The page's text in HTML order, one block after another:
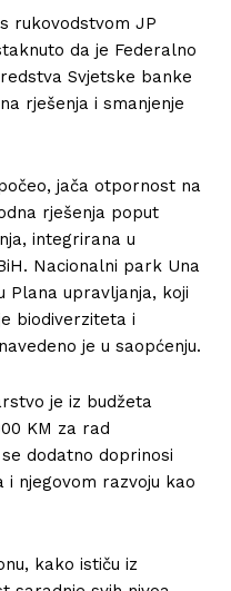
rukovodstvom JP
da je Federalno
Svjetske banke
rješenja i smanjenje
jača otpornost na
rješenja poput
integrirana u
Nacionalni park Una
Plana upravljanja, koji
biodiverziteta i
je u saopćenju.
je iz budžeta
KM za rad
dodatno doprinosi
njegovom razvoju kao
kako ističu iz